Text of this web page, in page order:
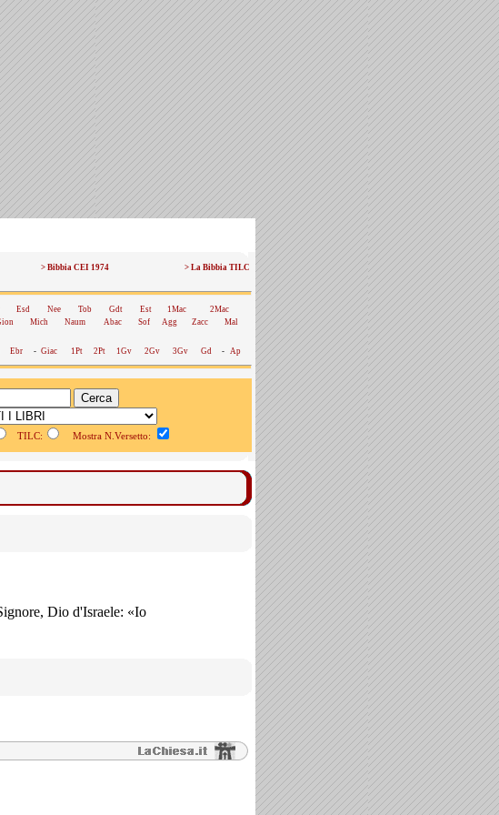
> Bibbia CEI 1974 > La Bibbia TILC
Esd Nee Tob Gdt Est 1Mac
2Mac
Mich Naum Abac Sof Agg Zacc Mal
Ebr - Giac 1Pt 2Pt 1Gv 2Gv 3Gv Gd - Ap
TILC: Mostra N.Versetto:
Dio d'Israele: «Io